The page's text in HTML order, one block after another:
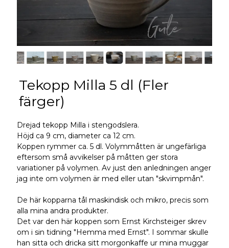
Tekopp Milla 5 dl (Fler
färger)
Drejad tekopp Milla i stengodslera.
Höjd ca 9 cm, diameter ca 12 cm.
Koppen rymmer ca. 5 dl. Volymmåtten är ungefärliga
eftersom små avvikelser på måtten ger stora
variationer på volymen. Av just den anledningen anger
jag inte om volymen är med eller utan "skvimpmån".
De här kopparna tål maskindisk och mikro, precis som
alla mina andra produkter.
Det var den här koppen som Ernst Kirchsteiger skrev
om i sin tidning "Hemma med Ernst". I sommar skulle
han sitta och dricka sitt morgonkaffe ur mina muggar